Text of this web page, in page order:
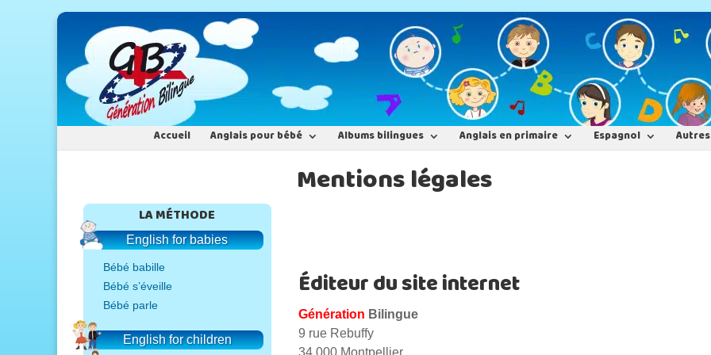
Accueil Anglais pour bébé Albums bilingues Anglais en primaire Espagnol
Mentions légales
LA MÉTHODE
English for babies
Bébé babille
Bébé s’éveille
Bébé parle
English for children
Éditeur du site internet
Génération Bilingue
9 rue Rebuffy